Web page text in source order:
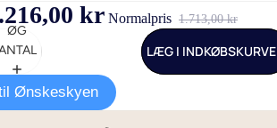
i bambus
i bomuld
i bomuldssatin
i hør og hamp
140x200 -
140x220
ekstra
kr Normalpris 1.713,00 kr
ØG
LÆG I
Ønskeskyen